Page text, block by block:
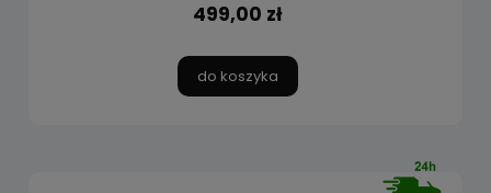
499,00 zł
do koszyka